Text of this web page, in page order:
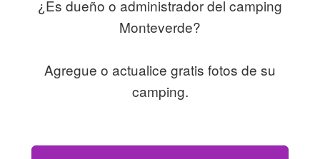
¿Es dueño o administrador del camping
Monteverde?
Agregue o actualice gratis fotos de su
camping.